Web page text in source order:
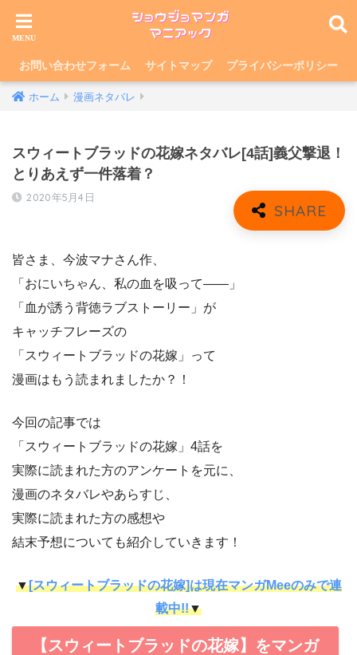
お問い合わせフォーム サイトマップ プライバシーポリシー
ホーム 漫画ネタバレ
スウィートブラッドの花嫁ネタバレ[4話]義父撃退！
とりあえず一件落着？
2020年5月4日
皆さま、今波マナさん作、
「おにいちゃん、私の血を吸って——」
「血が誘う背徳ラブストーリー」が
キャッチフレーズの
「スウィートブラッドの花嫁」って
漫画はもう読まれましたか？！
今回の記事では
「スウィートブラッドの花嫁」4話を
実際に読まれた方のアンケートを元に、
漫画のネタバレやあらすじ、
実際に読まれた方の感想や
結末予想についても紹介していきます！
▼[スウィートブラッドの花嫁]は現在マンガMeeのみで連
載中!!▼
【スウィートブラッドの花嫁】をマンガ